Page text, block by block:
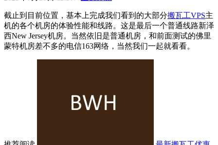
截止到目前位置，基本上完成我们看到的大部分搬瓦工VPS主
机的各个机房的体验性能和线路。这是最后一个普通线路新泽
西New Jersey机房。当然依旧是普通机房，和前面测试的佛里
蒙特机房差不多的电信163网络，当然我们一起就看看。